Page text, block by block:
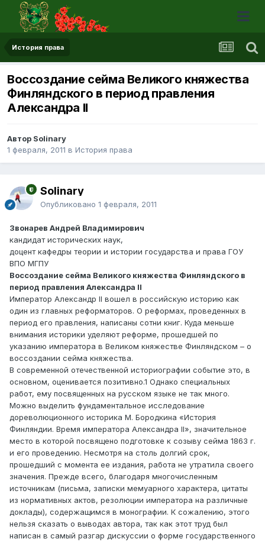
История права
Воссоздание сейма Великого княжества
Финляндского в период правления
Александра II
Автор Solinary
1 февраля, 2011 в История права
Solinary
Опубликовано 1 февраля, 2011
Звонарев Андрей Владимирович
кандидат исторических наук,
доцент кафедры теории и истории государства и права ГОУ
ВПО МГПУ
Воссоздание сейма Великого княжества Финляндского в
период правления Александра II
Император Александр II вошел в российскую историю как
один из главных реформаторов. О реформах, проведенных в
период его правления, написаны сотни книг. Куда меньше
внимания историки уделяют реформе, прошедшей по
указанию императора в Великом княжестве Финляндском – о
воссоздании сейма княжества.
В современной отечественной историографии событие это, в
основном, оценивается позитивно.1 Однако специальных
работ, ему посвященных на русском языке не так много.
Можно выделить фундаментальное исследование
дореволюционного историка М. Бородкина «История
Финляндии. Время императора Александра II», значительное
место в которой посвящено подготовке к созыву сейма 1863 г.
и его проведению. Несмотря на столь долгий срок,
прошедший с момента ее издания, работа не утратила своего
значения. Прежде всего, благодаря многочисленным
источникам (письма, записки мемуарного характера, цитаты
из нормативных актов, резолюции императора на различные
доклады), содержащимся в монографии. К сожалению, этого
нельзя сказать о выводах автора, так как этот труд был
написан в самый разгар дискуссии о форме государственного